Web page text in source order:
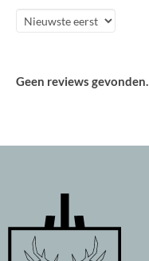
Geen reviews gevonden.